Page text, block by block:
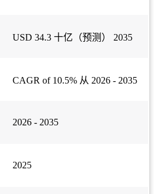
USD 34.3 十亿（预测） 2035
CAGR of 10.5% 从 2026 - 2035
2026 - 2035
2025